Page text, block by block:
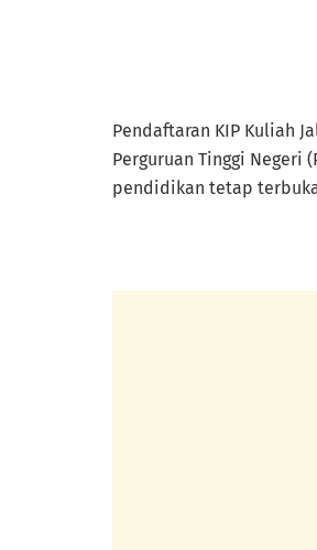
Pendaftaran KIP Kuliah
Perguruan Tinggi Negeri
pendidikan tetap